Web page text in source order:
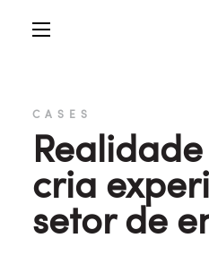
CASES
cria
setor de